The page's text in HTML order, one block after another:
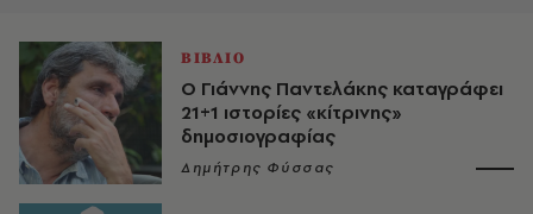
ΒΙΒΛΙΟ
Ο Γιάννης Παντελάκης καταγράφει
21+1 ιστορίες «κίτρινης»
δημοσιογραφίας
Δημήτρης Φύσσας